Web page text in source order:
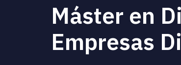
Máster en
Empresas